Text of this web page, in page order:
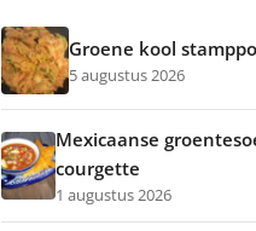
Groene kool
5 augustus 2026
Mexicaanse
courgette
1 augustus 2026